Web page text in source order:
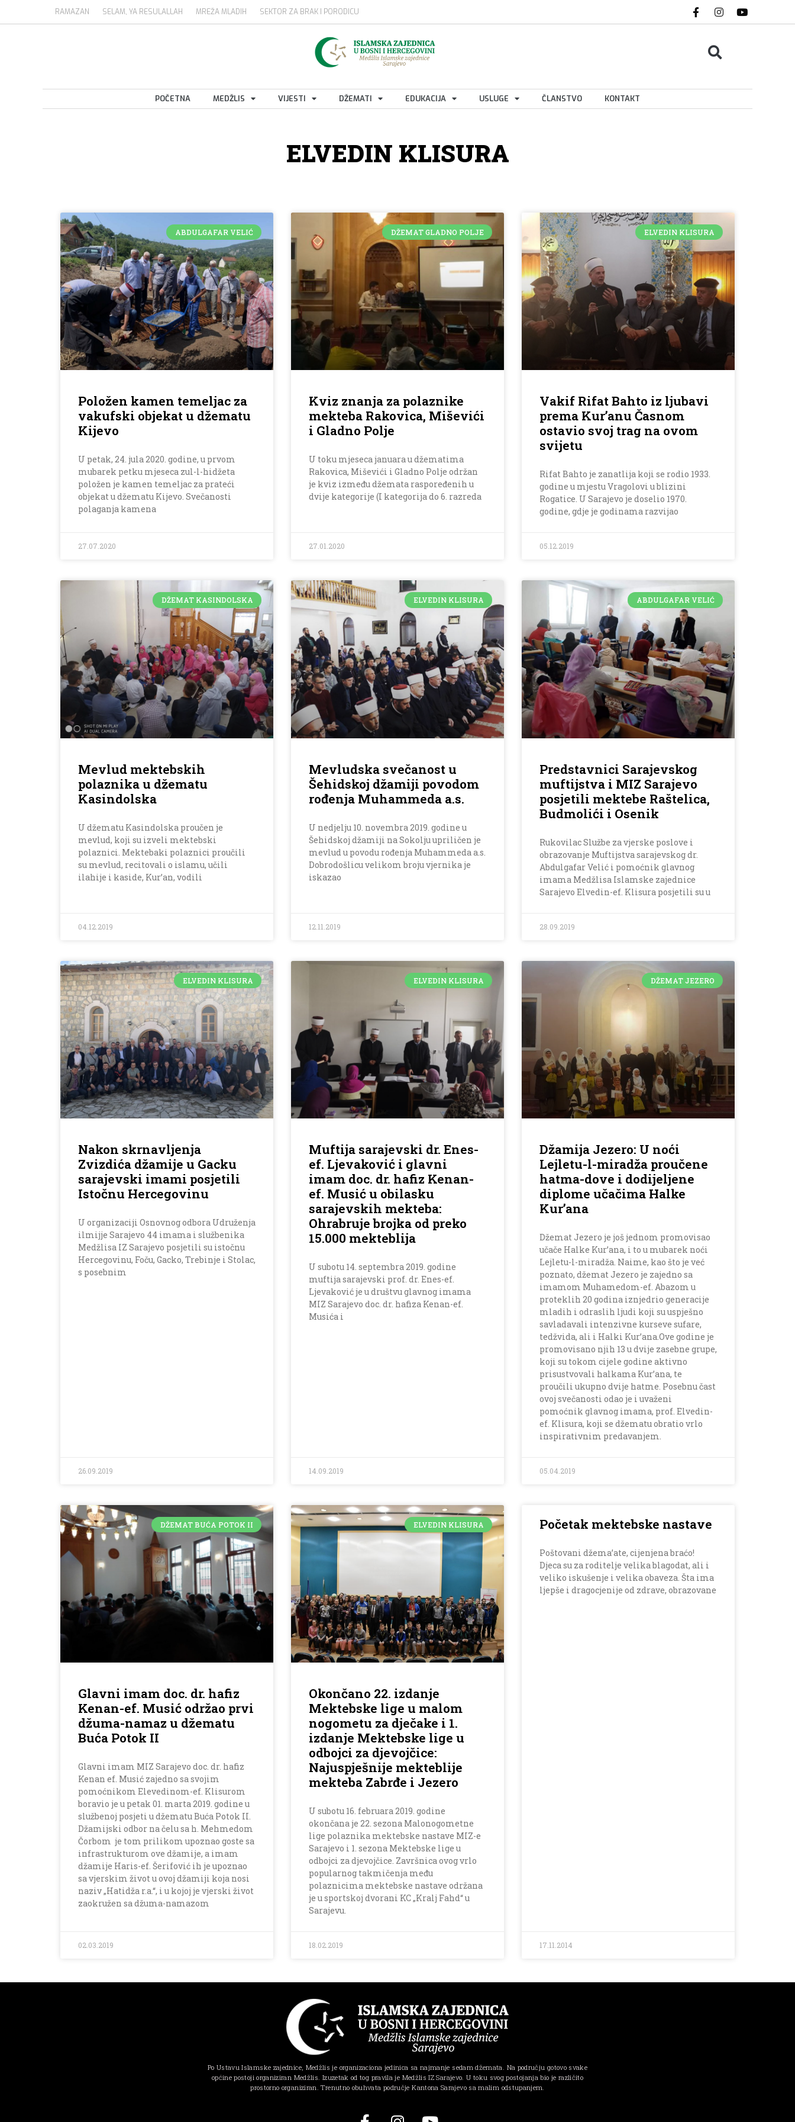
RAMAZAN SELAM, YA RESULALLAH MREŽA MLADIH SEKTOR ZA BRAK I PORODICU
POČETNA MEDŽLIS VIJESTI DŽEMATI EDUKACIJA USLUGE ČLANSTVO KONTAKT
ELVEDIN KLISURA
ABDULGAFAR VELIĆ
Položen kamen temeljac za
vakufski objekat u džematu
Kijevo
U petak, 24. jula 2020. godine, u prvom
mubarek petku mjeseca zul-l-hidžeta
položen je kamen temeljac za prateći
objekat u džematu Kijevo. Svečanosti
polaganja kamena
27.07.2020
DŽEMAT GLADNO POLJE
Kviz znanja za polaznike
mekteba Rakovica, Miševići
i Gladno Polje
U toku mjeseca januara u džematima
Rakovica, Miševići i Gladno Polje održan
je kviz između džemata raspoređenih u
dvije kategorije (I kategorija do 6. razreda
27.01.2020
ELVEDIN KLISURA
Vakif Rifat Bahto iz ljubavi
prema Kur’anu Časnom
ostavio svoj trag na ovom
svijetu
Rifat Bahto je zanatlija koji se rodio 1933.
godine u mjestu Vragolovi u blizini
Rogatice. U Sarajevo je doselio 1970.
godine, gdje je godinama razvijao
05.12.2019
DŽEMAT KASINDOLSKA
Mevlud mektebskih
polaznika u džematu
Kasindolska
U džematu Kasindolska proučen je
mevlud, koji su izveli mektebski
polaznici. Mektebaki polaznici proučili
su mevlud, recitovali o islamu, učili
ilahije i kaside, Kur’an, vodili
04.12.2019
ELVEDIN KLISURA
Mevludska svečanost u
Šehidskoj džamiji povodom
rođenja Muhammeda a.s.
U nedjelju 10. novembra 2019. godine u
Šehidskoj džamiji na Sokolju upriličen je
mevlud u povodu rođenja Muhammeda a.s.
Dobrodošlicu velikom broju vjernika je
iskazao
12.11.2019
ABDULGAFAR VELIĆ
Predstavnici Sarajevskog
muftijstva i MIZ Sarajevo
posjetili mektebe Raštelica,
Budmolići i Osenik
Rukovilac Službe za vjerske poslove i
obrazovanje Muftijstva sarajevskog dr.
Abdulgafar Velić i pomoćnik glavnog
imama Medžlisa Islamske zajednice
Sarajevo Elvedin-ef. Klisura posjetili su u
28.09.2019
ELVEDIN KLISURA
Nakon skrnavljenja
Zvizdića džamije u Gacku
sarajevski imami posjetili
Istočnu Hercegovinu
U organizaciji Osnovnog odbora Udruženja
ilmijje Sarajevo 44 imama i službenika
Medžlisa IZ Sarajevo posjetili su istočnu
Hercegovinu, Foču, Gacko, Trebinje i Stolac,
s posebnim
26.09.2019
ELVEDIN KLISURA
Muftija sarajevski dr. Enes-
ef. Ljevaković i glavni
imam doc. dr. hafiz Kenan-
ef. Musić u obilasku
sarajevskih mekteba:
Ohrabruje brojka od preko
15.000 mekteblija
U subotu 14. septembra 2019. godine
muftija sarajevski prof. dr. Enes-ef.
Ljevaković je u društvu glavnog imama
MIZ Sarajevo doc. dr. hafiza Kenan-ef.
Musića i
14.09.2019
DŽEMAT JEZERO
Džamija Jezero: U noći
Lejletu-l-miradža proučene
hatma-dove i dodijeljene
diplome učačima Halke
Kur’ana
Džemat Jezero je još jednom promovisao
učače Halke Kur’ana, i to u mubarek noći
Lejletu-l-miradža. Naime, kao što je već
poznato, džemat Jezero je zajedno sa
imamom Muhamedom-ef. Abazom u
proteklih 20 godina iznjedrio generacije
mladih i odraslih ljudi koji su uspješno
savladavali intenzivne kurseve sufare,
tedžvida, ali i Halki Kur’ana.Ove godine je
promovisano njih 13 u dvije zasebne grupe,
koji su tokom cijele godine aktivno
prisustvovali halkama Kur’ana, te
proučili ukupno dvije hatme. Posebnu čast
ovoj svečanosti odao je i uvaženi
pomoćnik glavnog imama, prof. Elvedin-
ef. Klisura, koji se džematu obratio vrlo
inspirativnim predavanjem.
05.04.2019
DŽEMAT BUĆA POTOK II
Glavni imam doc. dr. hafiz
Kenan-ef. Musić održao prvi
džuma-namaz u džematu
Buća Potok II
Glavni imam MIZ Sarajevo doc. dr. hafiz
Kenan ef. Musić zajedno sa svojim
pomoćnikom Elevedinom-ef. Klisurom
boravio je u petak 01. marta 2019. godine u
službenoj posjeti u džematu Buća Potok II.
Džamijski odbor na čelu sa h. Mehmedom
Čorbom je tom prilikom upoznao goste sa
infrastrukturom ove džamije, a imam
džamije Haris-ef. Šerifović ih je upoznao
sa vjerskim život u ovoj džamiji koja nosi
naziv „Hatidža r.a.“, i u kojoj je vjerski život
zaokružen sa džuma-namazom
02.03.2019
ELVEDIN KLISURA
Okončano 22. izdanje
Mektebske lige u malom
nogometu za dječake i 1.
izdanje Mektebske lige u
odbojci za djevojčice:
Najuspješnije mekteblije
mekteba Zabrđe i Jezero
U subotu 16. februara 2019. godine
okončana je 22. sezona Malonogometne
lige polaznika mektebske nastave MIZ-e
Sarajevo i 1. sezona Mektebske lige u
odbojci za djevojčice. Završnica ovog vrlo
popularnog takmičenja među
polaznicima mektebske nastave održana
je u sportskoj dvorani KC „Kralj Fahd“ u
Sarajevu.
18.02.2019
Početak mektebske nastave
Poštovani džema’ate, cijenjena braćo!
Djeca su za roditelje velika blagodat, ali i
veliko iskušenje i velika obaveza. Šta ima
ljepše i dragocjenije od zdrave, obrazovane
17.11.2014
Po Ustavu Islamske zajednice, Medžlis je organizaciona jedinica sa najmanje sedam džemata. Na području gotovo svake
općine postoji organiziran Medžlis. Izuzetak od tog pravila je Medžlis IZ Sarajevo. U toku svog postojanja bio je različito
prostorno organiziran. Trenutno obuhvata područje Kantona Sarajevo sa malim odstupanjem.